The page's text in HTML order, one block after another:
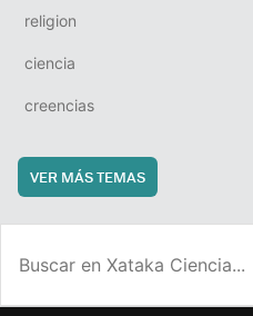
religion
ciencia
creencias
VER MÁS TEMAS